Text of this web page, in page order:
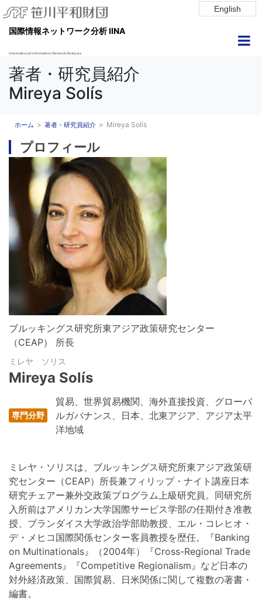
English
国際情報ネットワーク分析 IINA
International Information Network Analysis
著者・研究員紹介
Mireya Solís
ホーム 著者・研究員紹介 Mireya Solís
プロフィール
ブルッキングス研究所東アジア政策研究センター
（CEAP） 所長
ミレヤ ソリス
Mireya Solís
貿易、世界貿易機関、海外直接投資、グローバ
ルガバナンス、日本、北東アジア、アジア太平
洋地域
ミレヤ・ソリスは、ブルッキングス研究所東アジア政策研
究センター（CEAP）所長兼フィリップ・ナイト講座日本
研究チェアー兼外交政策プログラム上級研究員。同研究所
入所前はアメリカン大学国際サービス学部の任期付き准教
授、ブランダイス大学政治学部助教授、エル・コレヒオ・
デ・メヒコ国際関係センター客員教授を歴任。『Banking
on Multinationals』（2004年）『Cross-Regional Trade
Agreements』『Competitive Regionalism』など日本の
対外経済政策、国際貿易、日米関係に関して複数の著書・
編書。